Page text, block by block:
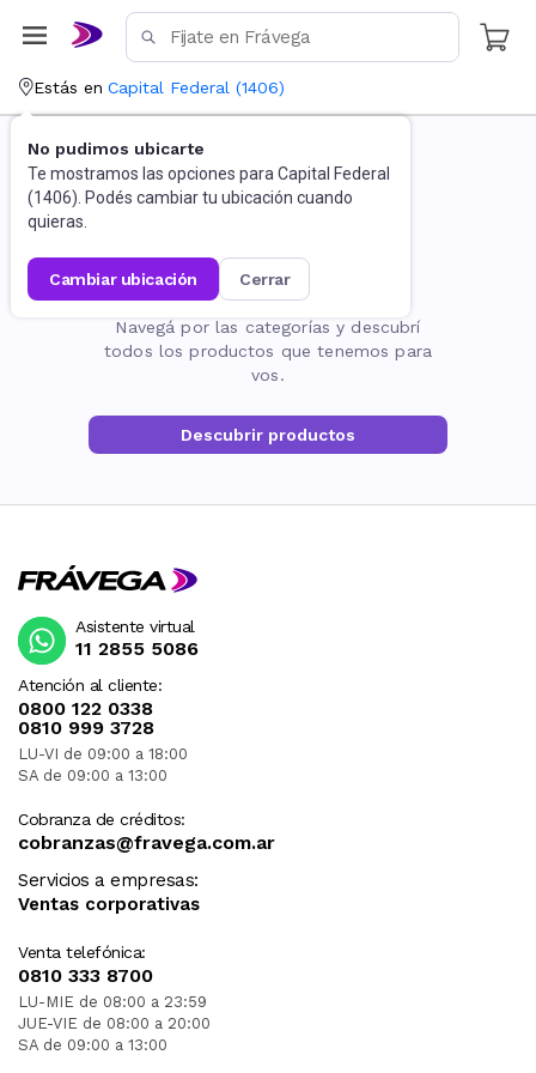
Estás en Capital Federal (1406)
No pudimos ubicarte
Te mostramos las opciones para Capital Federal
(1406). Podés cambiar tu ubicación cuando
quieras.
cambiar ubicación cerrar
La página no existe
Navegá por las categorías y descubrí
todos los productos que tenemos para
vos.
Descubrir productos
Atención al cliente:
0800 122 0338
0810 999 3728
LU-VI de 09:00 a 18:00
SA de 09:00 a 13:00
Cobranza de créditos:
cobranzas@fravega.com.ar
Servicios a empresas:
Ventas corporativas
Venta telefónica:
0810 333 8700
LU-MIE de 08:00 a 23:59
JUE-VIE de 08:00 a 20:00
SA de 09:00 a 13:00
Asistente virtual
11 2855 5086